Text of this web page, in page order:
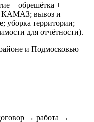
+ обрешётка +
в КАМАЗ; вывоз и
уборка территории;
для отчётности).
и Подмосковью —
→ работа →